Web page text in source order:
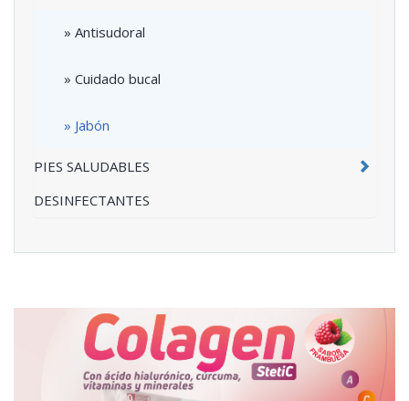
» Antisudoral
» Cuidado bucal
» Jabón
PIES SALUDABLES
DESINFECTANTES